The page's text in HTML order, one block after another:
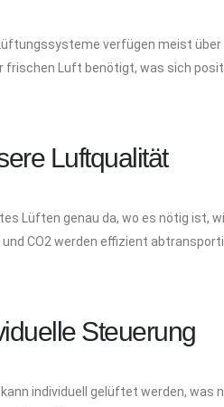
verfügen meist über
frischen Luft benötigt, was sich
Luftqualität
Lüften genau da, wo es nötig
CO2 werden effizient
Steuerung
individuell gelüftet werden,